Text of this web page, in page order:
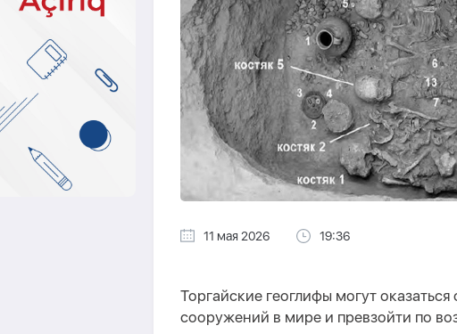
11 мая 2026 19:36
Торгайские геоглифы могут
сооружений в мире и превзойти по